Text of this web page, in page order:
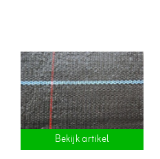
Bekijk artikel